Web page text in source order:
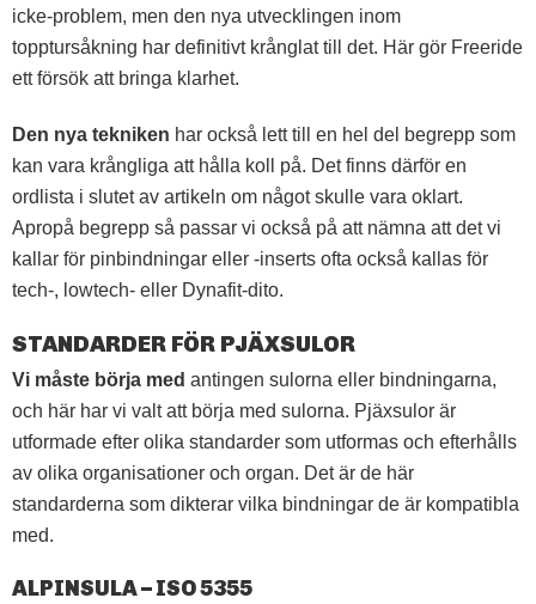
icke-problem, men den nya utvecklingen inom
topptursåkning har definitivt krånglat till det. Här gör Freeride
ett försök att bringa klarhet.
Den nya tekniken har också lett till en hel del begrepp som
kan vara krångliga att hålla koll på. Det finns därför en
ordlista i slutet av artikeln om något skulle vara oklart.
Apropå begrepp så passar vi också på att nämna att det vi
kallar för pinbindningar eller -inserts ofta också kallas för
tech-, lowtech- eller Dynafit-dito.
STANDARDER FÖR PJÄXSULOR
Vi måste börja med antingen sulorna eller bindningarna,
och här har vi valt att börja med sulorna. Pjäxsulor är
utformade efter olika standarder som utformas och efterhålls
av olika organisationer och organ. Det är de här
standarderna som dikterar vilka bindningar de är kompatibla
med.
ALPINSULA – ISO 5355